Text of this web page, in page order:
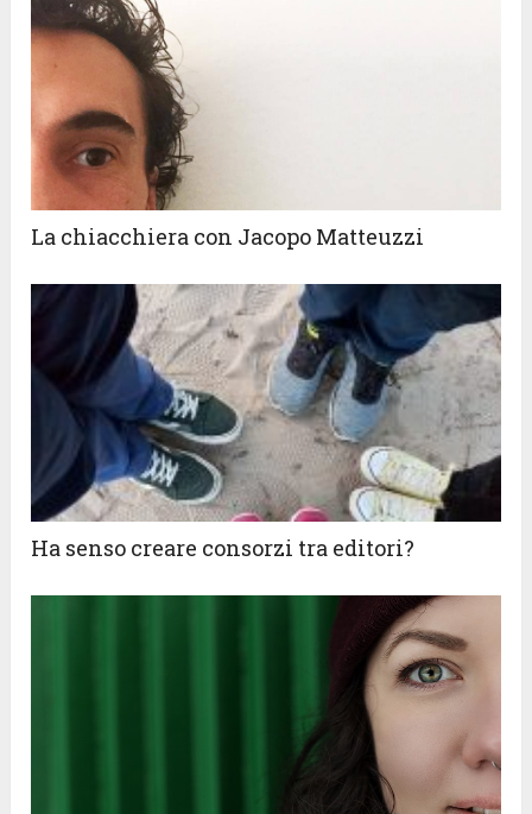
La chiacchiera con Jacopo Matteuzzi
Ha senso creare consorzi tra editori?